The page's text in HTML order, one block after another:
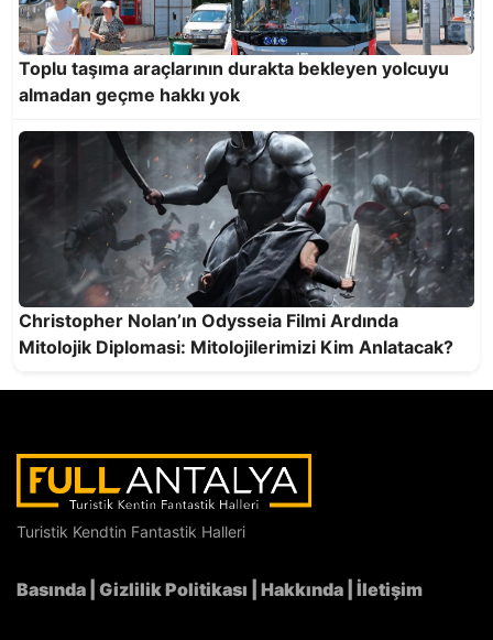
Finike Açıklarında 50 Yapay Resif Denizle
Buluştu
Zamanın Çanı, Mekânın Yatağı: Bronz Süvari'de
Modernliğin Uzun İnşası
Toplu taşıma araçlarının durakta bekleyen yolcuyu
almadan geçme hakkı yok
Christopher Nolan’ın Odysseia Filmi Ardında
Mitolojik Diplomasi: Mitolojilerimizi Kim Anlatacak?
Turistik Kendtin Fantastik Halleri
Basında Gizlilik Politikası Hakkında İletişim